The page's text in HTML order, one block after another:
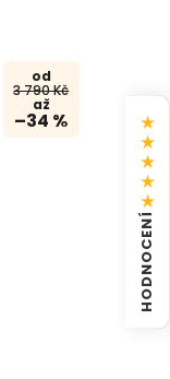
od
3 790 Kč
až
–34 % ★
★
★
★
★
HODNOCENÍ